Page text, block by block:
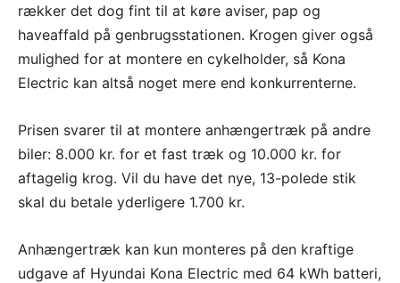
rækker det dog fint til at køre aviser, pap og
haveaffald på genbrugsstationen. Krogen giver også
mulighed for at montere en cykelholder, så Kona
Electric kan altså noget mere end konkurrenterne.
Prisen svarer til at montere anhængertræk på andre
biler: 8.000 kr. for et fast træk og 10.000 kr. for
aftagelig krog. Vil du have det nye, 13-polede stik
skal du betale yderligere 1.700 kr.
Anhængertræk kan kun monteres på den kraftige
udgave af Hyundai Kona Electric med 64 kWh batteri,